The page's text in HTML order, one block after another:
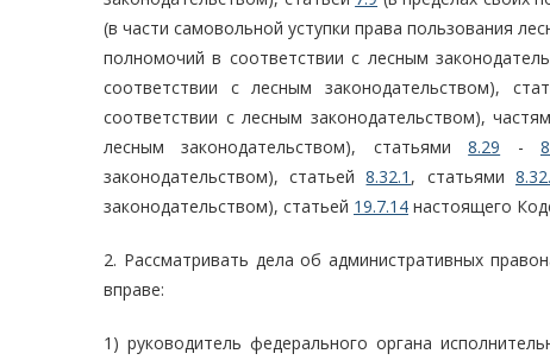
(в части самовольной уступки права пользования
полномочий в соответствии с лесным
соответствии с лесным законодательством),
соответствии с лесным законодательством),
лесным законодательством), статьями8.29 -
законодательством), статьей8.32.1 , статьями
законодательством), статьей 19.7.14 настоящего
2. Рассматривать дела об административных
вправе:
1) руководитель федерального органа